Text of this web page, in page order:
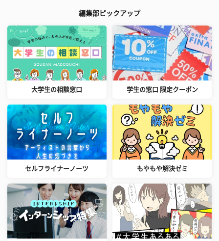
編集部ピックアップ
大学生の相談窓口 学生の窓口 限定クーポン
セルフライナーノーツ もやもや解決ゼミ